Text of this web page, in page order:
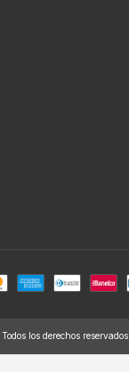
los derechos reservados.